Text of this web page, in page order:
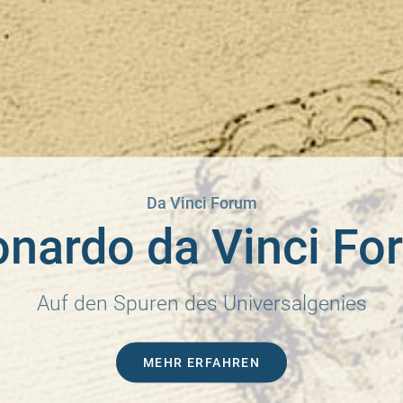
Da Vinci Forum
da Vinci
Auf den Spuren des Universalgenies
MEHR ERFAHREN